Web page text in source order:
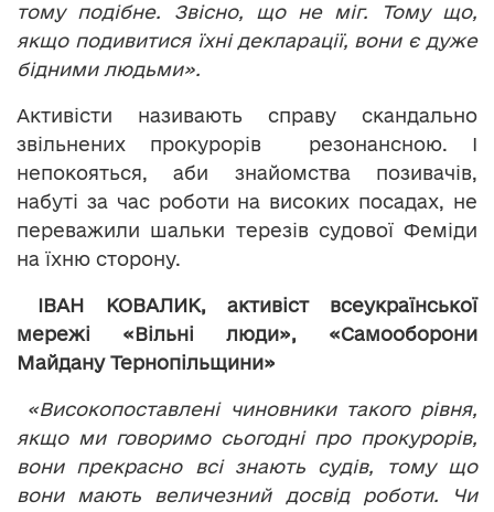
тому подібне. Звісно, що не міг. Тому що,
якщо подивитися їхні декларації, вони є дуже
бідними людьми».
Активісти називають справу скандально
звільнених прокурорів резонансною. І
непокояться, аби знайомства позивачів,
набуті за час роботи на високих посадах, не
переважили шальки терезів судової Феміди
на їхню сторону.
ІВАН КОВАЛИК, активіст всеукраїнської
мережі «Вільні люди», «Самооборони
Майдану Тернопільщини»
«Високопоставлені чиновники такого рівня,
якщо ми говоримо сьогодні про прокурорів,
вони прекрасно всі знають судів, тому що
вони мають величезний досвід роботи. Чи